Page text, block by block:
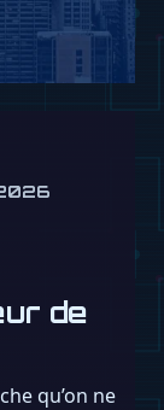
de
qu’on ne